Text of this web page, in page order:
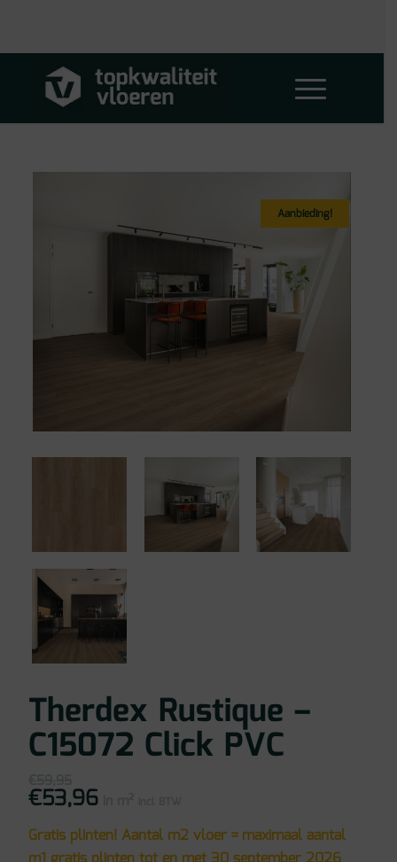
Aanbieding!
Therdex Rustique –
C15072 Click PVC
Oorspronkelijke
prijs
was:
€53,96Huidige
prijs
Gratis plinten! Aantal m2 vloer = maximaal aantal